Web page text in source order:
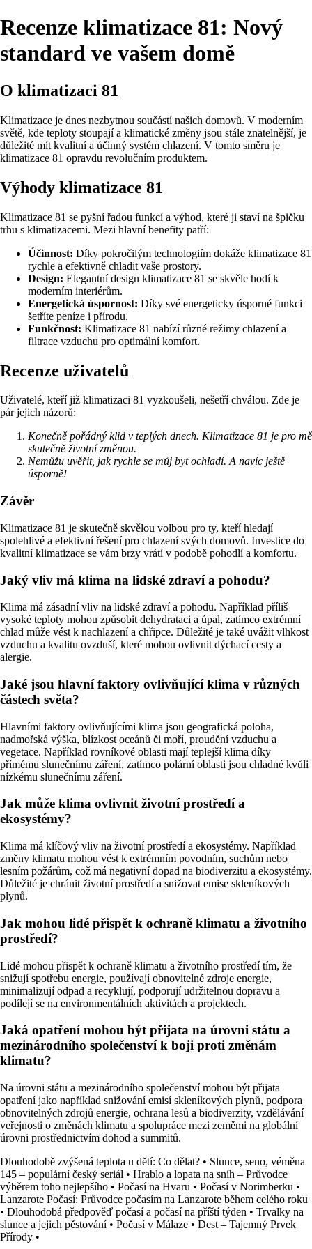
Recenze klimatizace 81: Nový
standard ve vašem domě
O klimatizaci 81
Klimatizace je dnes nezbytnou součástí našich domovů. V moderním
světě, kde teploty stoupají a klimatické změny jsou stále znatelnější, je
důležité mít kvalitní a účinný systém chlazení. V tomto směru je
klimatizace 81 opravdu revolučním produktem.
Výhody klimatizace 81
Klimatizace 81 se pyšní řadou funkcí a výhod, které ji staví na špičku
trhu s klimatizacemi. Mezi hlavní benefity patří:
Účinnost: Díky pokročilým technologiím dokáže klimatizace 81
rychle a efektivně chladit vaše prostory.
Design: Elegantní design klimatizace 81 se skvěle hodí k
moderním interiérům.
Energetická úspornost: Díky své energeticky úsporné funkci
šetříte peníze i přírodu.
Funkčnost: Klimatizace 81 nabízí různé režimy chlazení a
filtrace vzduchu pro optimální komfort.
Recenze uživatelů
Uživatelé, kteří již klimatizaci 81 vyzkoušeli, nešetří chválou. Zde je
pár jejich názorů:
Konečně pořádný klid v teplých dnech. Klimatizace 81 je pro mě
skutečně životní změnou.
Nemůžu uvěřit, jak rychle se můj byt ochladí. A navíc ještě
úsporně!
Závěr
Klimatizace 81 je skutečně skvělou volbou pro ty, kteří hledají
spolehlivé a efektivní řešení pro chlazení svých domovů. Investice do
kvalitní klimatizace se vám brzy vrátí v podobě pohodlí a komfortu.
Jaký vliv má klima na lidské zdraví a pohodu?
Klima má zásadní vliv na lidské zdraví a pohodu. Například příliš
vysoké teploty mohou způsobit dehydrataci a úpal, zatímco extrémní
chlad může vést k nachlazení a chřipce. Důležité je také uvážit vlhkost
vzduchu a kvalitu ovzduší, které mohou ovlivnit dýchací cesty a
alergie.
Jaké jsou hlavní faktory ovlivňující klima v různých
částech světa?
Hlavními faktory ovlivňujícími klima jsou geografická poloha,
nadmořská výška, blízkost oceánů či moří, proudění vzduchu a
vegetace. Například rovníkové oblasti mají teplejší klima díky
přímému slunečnímu záření, zatímco polární oblasti jsou chladné kvůli
nízkému slunečnímu záření.
Jak může klima ovlivnit životní prostředí a
ekosystémy?
Klima má klíčový vliv na životní prostředí a ekosystémy. Například
změny klimatu mohou vést k extrémním povodním, suchům nebo
lesním požárům, což má negativní dopad na biodiverzitu a ekosystémy.
Důležité je chránit životní prostředí a snižovat emise skleníkových
plynů.
Jak mohou lidé přispět k ochraně klimatu a životního
prostředí?
Lidé mohou přispět k ochraně klimatu a životního prostředí tím, že
snižují spotřebu energie, používají obnovitelné zdroje energie,
minimalizují odpad a recyklují, podporují udržitelnou dopravu a
podílejí se na environmentálních aktivitách a projektech.
Jaká opatření mohou být přijata na úrovni státu a
mezinárodního společenství k boji proti změnám
klimatu?
Na úrovni státu a mezinárodního společenství mohou být přijata
opatření jako například snižování emisí skleníkových plynů, podpora
obnovitelných zdrojů energie, ochrana lesů a biodiverzity, vzdělávání
veřejnosti o změnách klimatu a spolupráce mezi zeměmi na globální
úrovni prostřednictvím dohod a summitů.
Dlouhodobě zvýšená teplota u dětí: Co dělat? • Slunce, seno, véměna
145 – populární český seriál • Hrablo a lopata na sníh – Průvodce
výběrem toho nejlepšího • Počasí na Hvaru • Počasí v Norimberku •
Lanzarote Počasí: Průvodce počasím na Lanzarote během celého roku
• Dlouhodobá předpověď počasí a počasí na příští týden • Trvalky na
slunce a jejich pěstování• Počasí v Málaze • Dest – Tajemný Prvek
Přírody •